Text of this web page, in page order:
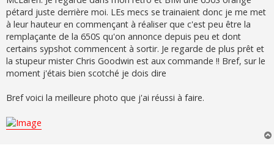
pétard juste derrière moi. LEs mecs se trainaient donc je me met
à leur hauteur en commençant à réaliser que c'est peu être la
remplaçante de la 650S qu'on annonce depuis peu et dont
certains sypshot commencent à sortir. Je regarde de plus prêt et
la stupeur mister Chris Goodwin est aux commande !! Bref, sur le
moment j'étais bien scotché je dois dire
Bref voici la meilleure photo que j'ai réussi à faire.